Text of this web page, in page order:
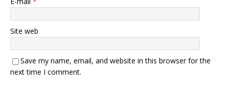
Site web
Save my name, email, and website in this browser for the
next time I comment.